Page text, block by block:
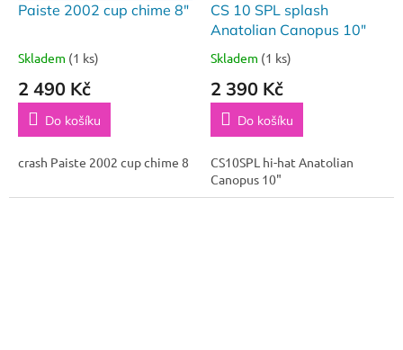
Paiste 2002 cup chime 8"
Skladem (1 ks)
2 490 Kč
Do košíku
crash Paiste 2002 cup chime 8
CS 10 SPL splash
Anatolian Canopus 10"
Skladem (1 ks)
2 390 Kč
Do košíku
CS10SPL hi-hat Anatolian
Canopus 10"